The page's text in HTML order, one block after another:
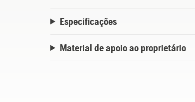
Especificações
Material de apoio ao proprietário